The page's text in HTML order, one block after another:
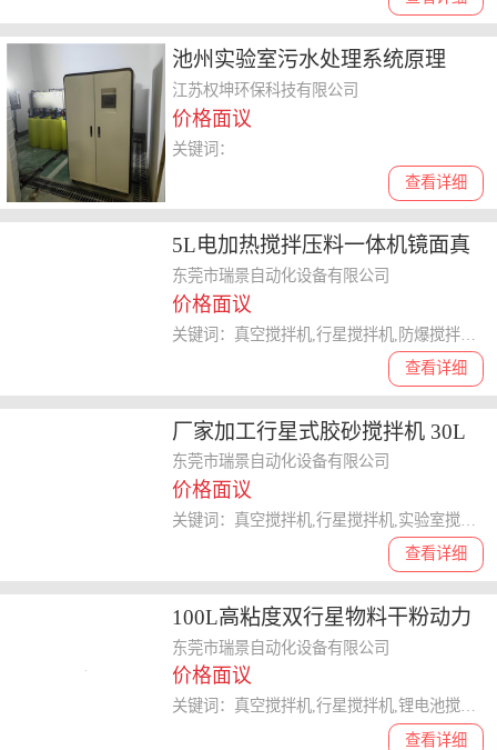
池州实验室污水处理系统原理
江苏权坤环保科技有限公司
价格面议
查看详细
关键词：
5L电加热搅拌压料一体机镜面真
空搅拌消泡机防爆行星搅拌机工
业用
东莞市瑞景自动化设备有限公司
价格面议
查看详细
厂家加工行星式胶砂搅拌机 30L
实验室双行星混合机厂家
东莞市瑞景自动化设备有限公司
价格面议
查看详细
关键词：真空搅拌机,行星搅拌机,实验室搅拌机,双行星混合机,行星式混合机
100L高粘度双行星物料干粉动力
混合机 锂电池真空搅拌机
东莞市瑞景自动化设备有限公司
价格面议
查看详细
关键词：真空搅拌机,行星搅拌机,锂电池搅拌机,干粉搅拌机,高粘度搅拌机